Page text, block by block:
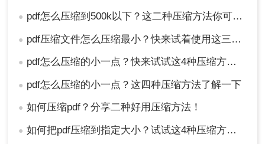
● pdf怎么压缩到500k以下？这二种压缩方法你可以轻松学会！
● pdf压缩文件怎么压缩最小？快来试着使用这三种压缩方法！
● pdf怎么压缩的小一点？快来试试这4种压缩方法！
● pdf怎么压缩的小一点？这四种压缩方法了解一下
● 如何压缩pdf？分享二种好用压缩方法！
● 如何把pdf压缩到指定大小？试试这4种压缩方法！